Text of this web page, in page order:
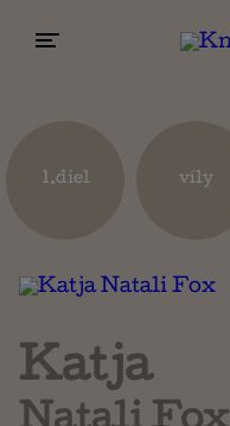
1.diel víly
Katja